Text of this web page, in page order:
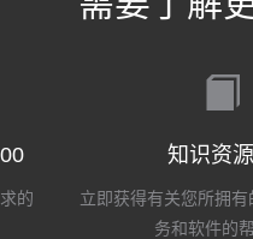
的
知识资
立即获得有关您所拥
务和软件的帮